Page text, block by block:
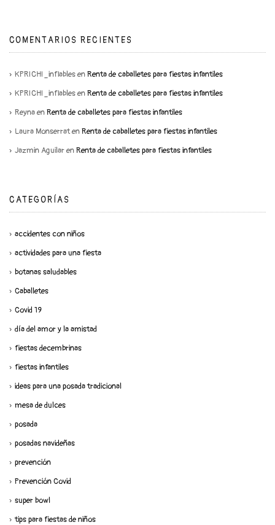
COMENTARIOS RECIENTES
KPRICHI_inflablesenRenta de caballetes para fiestas infantiles
KPRICHI_inflablesenRenta de caballetes para fiestas infantiles
ReynaenRenta de caballetes para fiestas infantiles
Laura MonserratenRenta de caballetes para fiestas infantiles
Jazmin AguilarenRenta de caballetes para fiestas infantiles
CATEGORÍAS
accidentes con niños
actividades para una fiesta
botanas saludables
Caballetes
Covid 19
día del amor y la amistad
fiestas decembrinas
fiestas infantiles
ideas para una posada tradicional
mesa de dulces
posada
posadas navideñas
prevención
Prevención Covid
super bowl
tips para fiestas de niños